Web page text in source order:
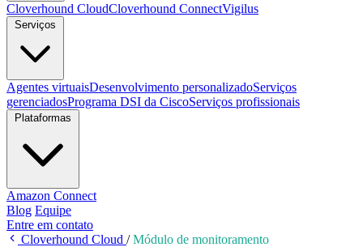
Cloverhound CloudCloverhound ConnectVigilus
Agentes virtuaisDesenvolvimento personalizadoServiços
gerenciadosPrograma DSI da CiscoServiços profissionais
Amazon Connect
Blog Equipe
Entre em contato
Cloverhound Cloud / Módulo de monitoramento